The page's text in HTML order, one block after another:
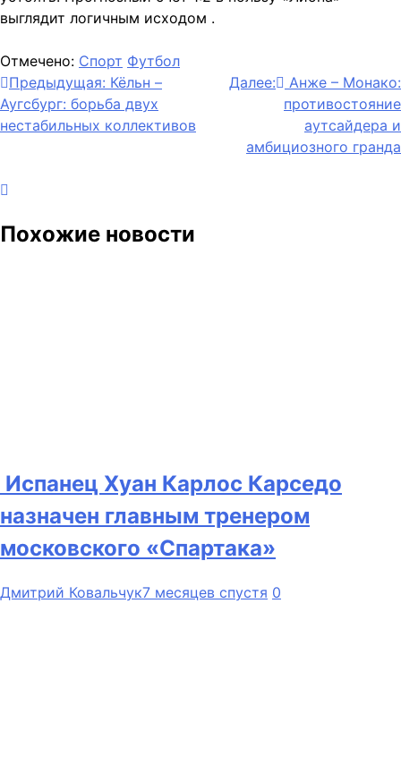
выглядит логичным исходом .
Отмечено: Спорт Футбол
Навигация
по
Предыдущая: Кёльн –
Аугсбург: борьба двух
нестабильных коллективов
Далее:
Анже – Монако:
противостояние
аутсайдера и
амбициозного гранда
Похожие новости
Испанец Хуан Карлос Карседо
назначен главным тренером
московского «Спартака»
Дмитрий Ковальчук7 месяцев спустя 0